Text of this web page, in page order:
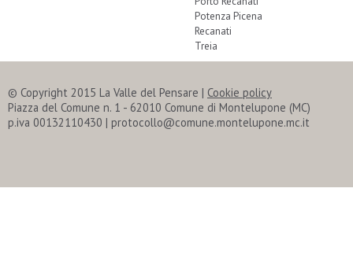
Potenza Picena
Recanati
Treia
© Copyright 2015 La Valle del Pensare | Cookie policy
Piazza del Comune n. 1 - 62010 Comune di Montelupone (MC)
p.iva 00132110430 | protocollo@comune.montelupone.mc.it